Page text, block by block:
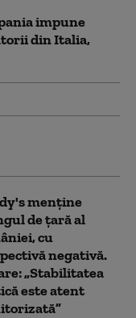
impune
din Italia,
menține
de țară al
cu
negativă.
„Stabilitatea
este atent